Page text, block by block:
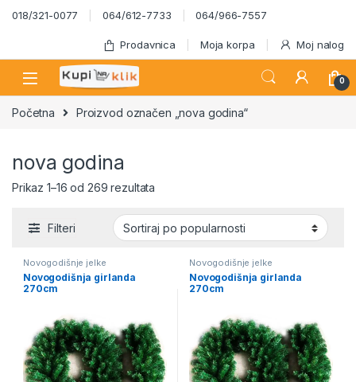
Skip to navigation
Skip to content
018/321-0077 064/612-7733 064/966-7557
Prodavnica Moja korpa Moj nalog
0
Početna Proizvod označen „nova godina“
nova godina
Prikaz 1–16 od 269 rezultata
Filteri
Novogodišnje jelke
Novogodišnja girlanda
270cm
Novogodišnje jelke
Novogodišnja girlanda
270cm